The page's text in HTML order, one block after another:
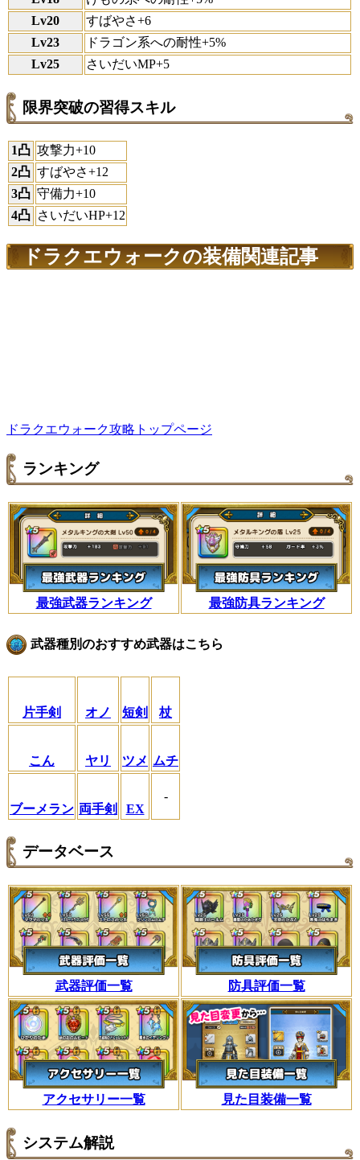
Lv20
すばやさ+6
Lv23
ドラゴン系への耐性+5%
Lv25
さいだいMP+5
限界突破の習得スキル
1凸 攻撃力+10
2凸 すばやさ+12
3凸 守備力+10
4凸 さいだいHP+12
ドラクエウォークの装備関連記事
ドラクエウォーク攻略トップページ
ランキング
最強武器ランキング 最強防具ランキング
武器種別のおすすめ武器はこちら
片手剣 オノ 短剣 杖
こん ヤリ ツメ ムチ
ブーメラン 両手剣 EX
-
データベース
武器評価一覧 防具評価一覧
アクセサリー一覧 見た目装備一覧
システム解説